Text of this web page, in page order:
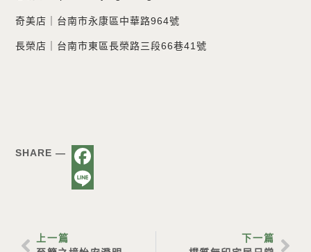
奇美店｜台南市永康區中華路964號
長榮店｜台南市東區長榮路三段66巷41號
SHARE —
Facebook
上一篇
下一篇